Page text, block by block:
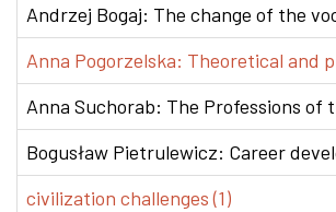
Andrzej Bogaj: The change of the
Anna Pogorzelska: Theoretical and
Anna Suchorab: The Professions
Bogusław Pietrulewicz: Career
civilization challenges (1)